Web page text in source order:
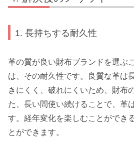
1. 長持ちする耐久性
革の質が良い財布ブランドを選ぶ
は、その耐久性です。良質な革は
きにくく、破れにくいため、財布
た、長い間使い続けることで、革
す。経年変化を楽しむことができ
とができます。